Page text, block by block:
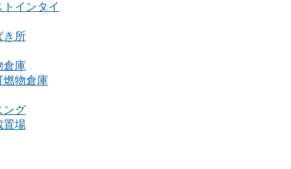
トインタイ
き所
倉庫
燃物倉庫
ング
置場